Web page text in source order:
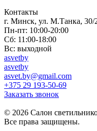
Контакты
г. Минск, ул. М.Танка, 30/
Пн-пт: 10:00-20:00
Сб: 11:00-18:00
Вс: выходной
asvetby
asvetby
asvet.by@gmail.com
+375 29 193-50-69
Заказать звонок
© 2026 Салон
Все права защищены.